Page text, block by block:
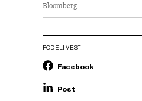
Bloomberg
PODELI VEST
Facebook
Post